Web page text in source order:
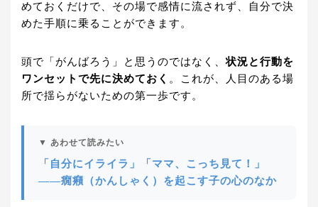
めておくだけで、その場で感情に流されず、自分で決
めた手順に乗ることができます。
頭で「がんばろう」と思うのではなく、状況と行動を
ワンセットで先に決めておく 。これが、人目のある場
所で揺らがないための第一歩です。
▼ あわせて読みたい
「自分にイライラ」「ママ、こっち見て！」
――癇癪（かんしゃく）を起こす子の心のなか